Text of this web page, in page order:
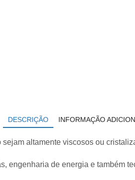
DESCRIÇÃO INFORMAÇÃO
altamente viscosos ou
engenharia de energia e também